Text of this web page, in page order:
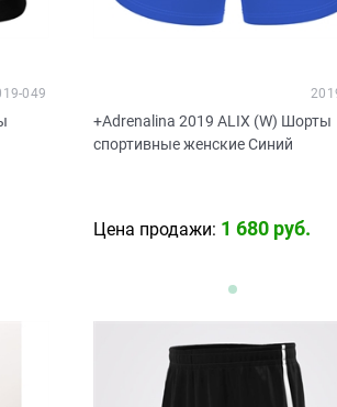
049
+Adrenalina 2019 ALIX (W) Шорты
спортивные женские Синий
Цена продажи: 1 680 руб.